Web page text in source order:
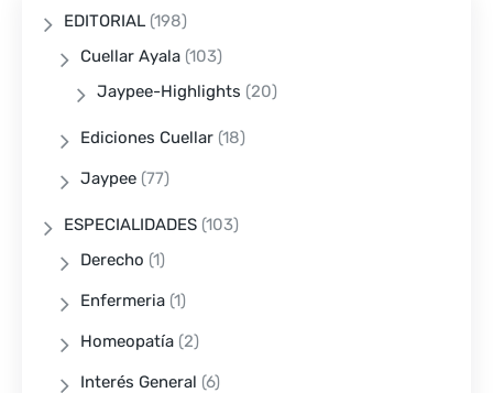
EDITORIAL (198)
Cuellar Ayala (103)
Jaypee-Highlights (20)
Ediciones Cuellar (18)
Jaypee (77)
ESPECIALIDADES (103)
Derecho (1)
Enfermeria (1)
Homeopatía (2)
Interés General (6)